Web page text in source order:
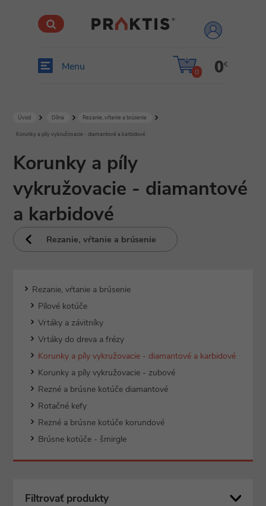
prihlásiť
sa
0 0€
Menu
Úvod Dílna Rezanie, vŕtanie a brúsenie
Korunky a píly vykružovacie - diamantové a karbidové
Korunky a píly
vykružovacie - diamantové
a karbidové
Rezanie, vŕtanie a brúsenie
Rezanie, vŕtanie a brúsenie
Pílové kotúče
Vrtáky a závitníky
Vrtáky do dreva a frézy
Korunky a píly vykružovacie - diamantové a karbidové
Korunky a píly vykružovacie - zubové
Rezné a brúsne kotúče diamantové
Rotačné kefy
Rezné a brúsne kotúče korundové
Brúsne kotúče - šmirgle
Filtrovať produkty